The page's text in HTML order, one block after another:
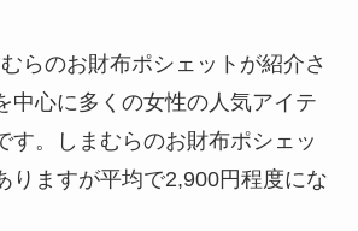
らのお財布ポシェットが紹介さ
中心に多くの女性の人気アイテ
す。しまむらのお財布ポシェッ
りますが平均で2,900円程度にな